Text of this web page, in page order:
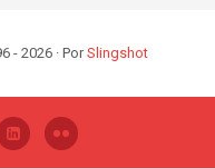
- 2026 · PorSlingshot